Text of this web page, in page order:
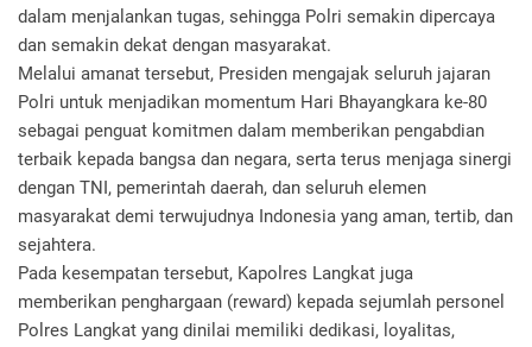
dalam menjalankan tugas, sehingga Polri semakin dipercaya
dan semakin dekat dengan masyarakat.
‎Melalui amanat tersebut, Presiden mengajak seluruh jajaran
Polri untuk menjadikan momentum Hari Bhayangkara ke-80
sebagai penguat komitmen dalam memberikan pengabdian
terbaik kepada bangsa dan negara, serta terus menjaga sinergi
dengan TNI, pemerintah daerah, dan seluruh elemen
masyarakat demi terwujudnya Indonesia yang aman, tertib, dan
sejahtera.
‎Pada kesempatan tersebut, Kapolres Langkat juga
memberikan penghargaan (reward) kepada sejumlah personel
Polres Langkat yang dinilai memiliki dedikasi, loyalitas,